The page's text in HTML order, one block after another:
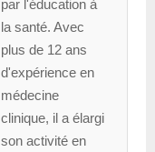
par l'éducation à
la santé. Avec
plus de 12 ans
d'expérience en
médecine
clinique, il a élargi
son activité en